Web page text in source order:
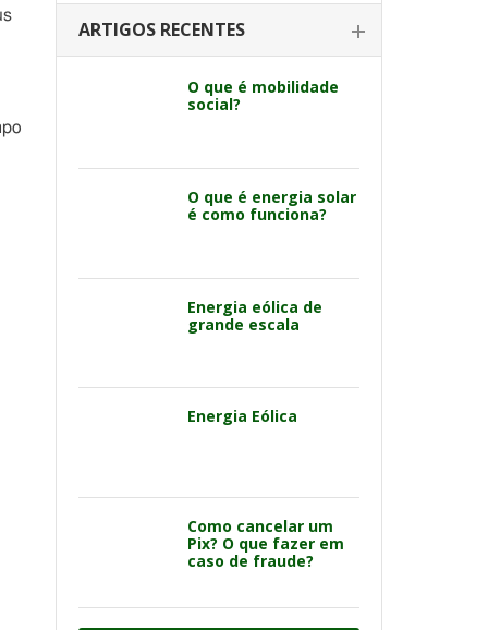
ARTIGOS RECENTES
O que é mobilidade
social?
O que é energia solar
é como funciona?
Energia eólica de
grande escala
Energia Eólica
Como cancelar um
Pix? O que fazer em
caso de fraude?